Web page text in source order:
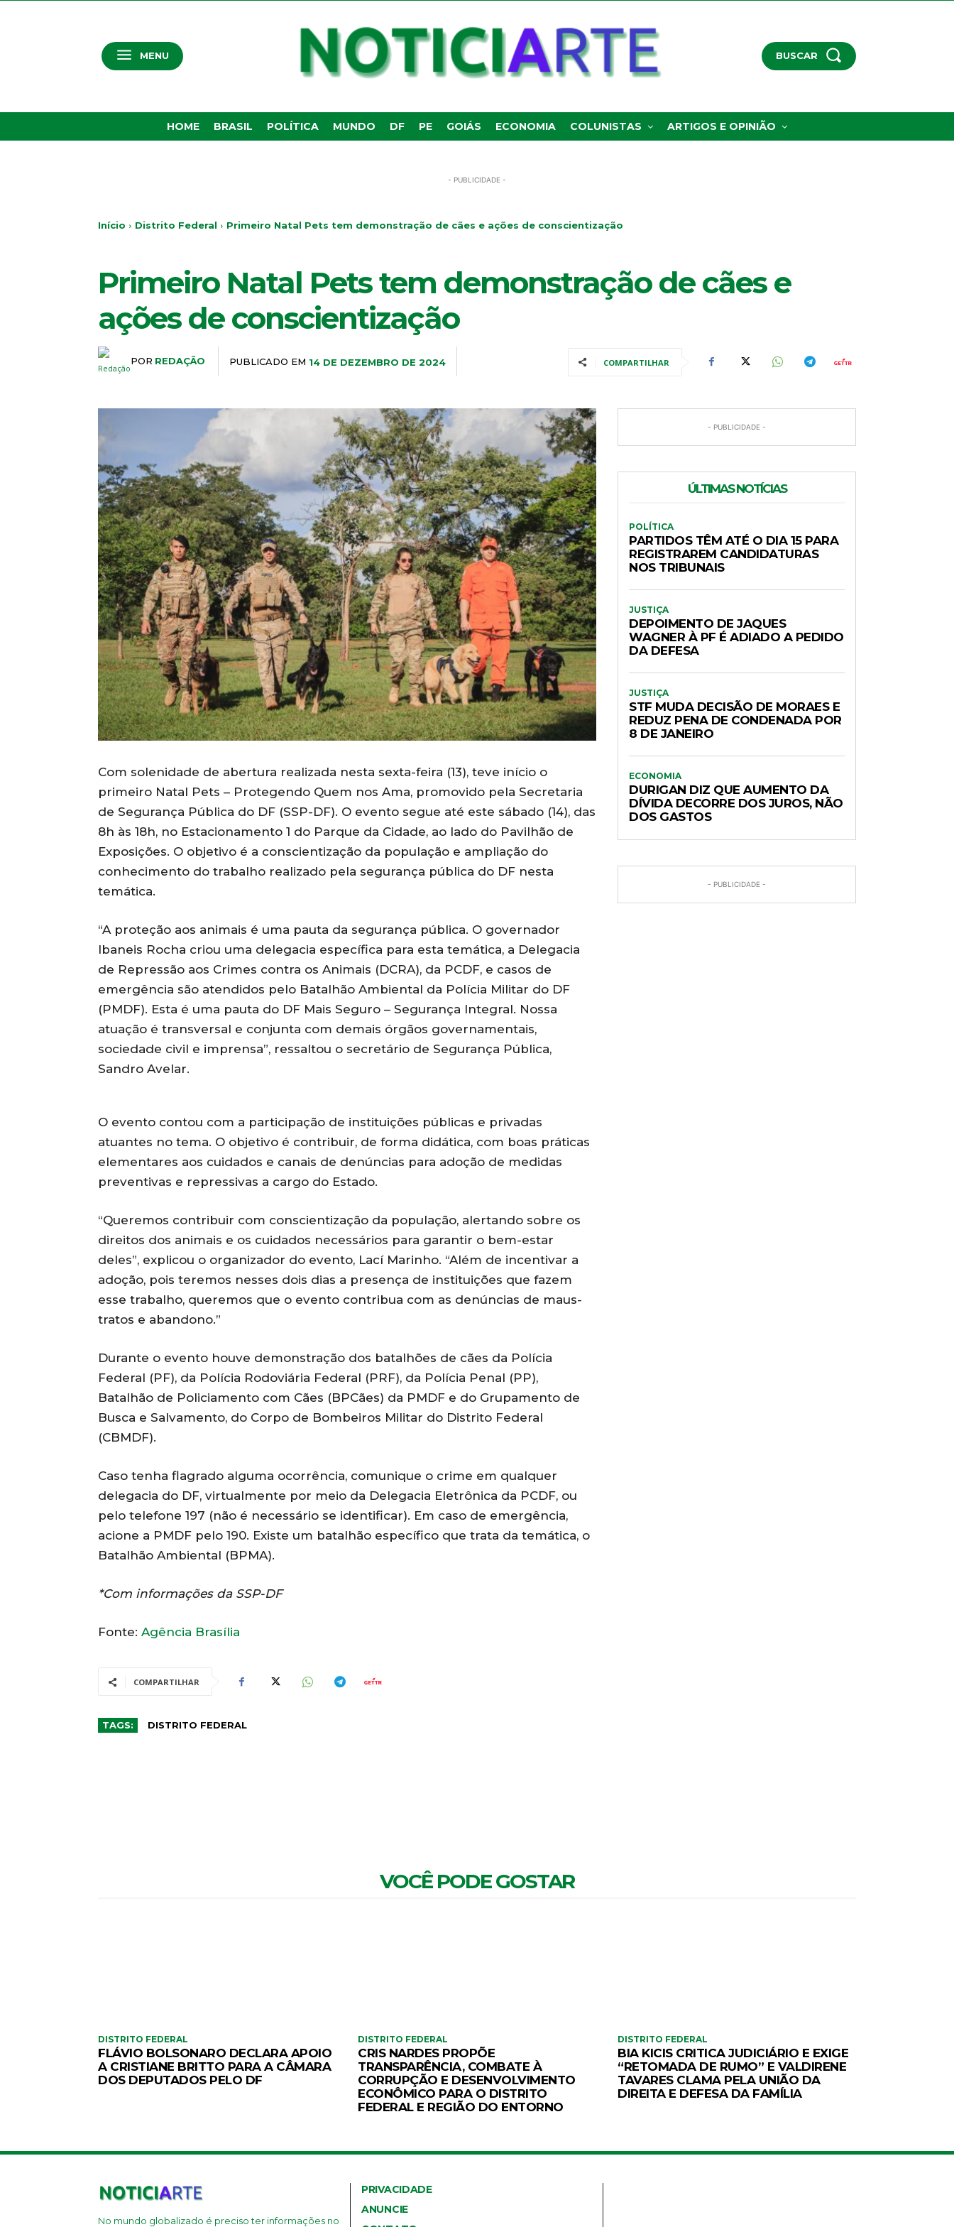
MENU BUSCAR
HOME BRASIL POLÍTICA MUNDO DF PE GOIÁS ECONOMIA COLUNISTAS ARTIGOS E OPINIÃO
- PUBLICIDADE -
Início Distrito Federal Primeiro Natal Pets tem demonstração de cães e ações de conscientização
Primeiro Natal Pets tem demonstração de cães e
ações de conscientização
POR REDAÇÃO PUBLICADO EM 14 DE DEZEMBRO DE 2024 COMPARTILHAR
Com solenidade de abertura realizada nesta sexta-feira (13), teve início o
primeiro Natal Pets – Protegendo Quem nos Ama, promovido pela Secretaria
de Segurança Pública do DF (SSP-DF). O evento segue até este sábado (14), das
8h às 18h, no Estacionamento 1 do Parque da Cidade, ao lado do Pavilhão de
Exposições. O objetivo é a conscientização da população e ampliação do
conhecimento do trabalho realizado pela segurança pública do DF nesta
temática.
“A proteção aos animais é uma pauta da segurança pública. O governador
Ibaneis Rocha criou uma delegacia específica para esta temática, a Delegacia
de Repressão aos Crimes contra os Animais (DCRA), da PCDF, e casos de
emergência são atendidos pelo Batalhão Ambiental da Polícia Militar do DF
(PMDF). Esta é uma pauta do DF Mais Seguro – Segurança Integral. Nossa
atuação é transversal e conjunta com demais órgãos governamentais,
sociedade civil e imprensa”, ressaltou o secretário de Segurança Pública,
Sandro Avelar.
O evento contou com a participação de instituições públicas e privadas
atuantes no tema. O objetivo é contribuir, de forma didática, com boas práticas
elementares aos cuidados e canais de denúncias para adoção de medidas
preventivas e repressivas a cargo do Estado.
“Queremos contribuir com conscientização da população, alertando sobre os
direitos dos animais e os cuidados necessários para garantir o bem-estar
deles”, explicou o organizador do evento, Lací Marinho. “Além de incentivar a
adoção, pois teremos nesses dois dias a presença de instituições que fazem
esse trabalho, queremos que o evento contribua com as denúncias de maus-
tratos e abandono.”
Durante o evento houve demonstração dos batalhões de cães da Polícia
Federal (PF), da Polícia Rodoviária Federal (PRF), da Polícia Penal (PP),
Batalhão de Policiamento com Cães (BPCães) da PMDF e do Grupamento de
Busca e Salvamento, do Corpo de Bombeiros Militar do Distrito Federal
(CBMDF).
Caso tenha flagrado alguma ocorrência, comunique o crime em qualquer
delegacia do DF, virtualmente por meio da Delegacia Eletrônica da PCDF, ou
pelo telefone 197 (não é necessário se identificar). Em caso de emergência,
acione a PMDF pelo 190. Existe um batalhão específico que trata da temática, o
Batalhão Ambiental (BPMA).
*Com informações da SSP-DF
Fonte: Agência Brasília
COMPARTILHAR
TAGS: DISTRITO FEDERAL
- PUBLICIDADE -
ÚLTIMAS NOTÍCIAS
POLÍTICA
PARTIDOS TÊM ATÉ O DIA 15 PARA
REGISTRAREM CANDIDATURAS
NOS TRIBUNAIS
JUSTIÇA
DEPOIMENTO DE JAQUES
WAGNER À PF É ADIADO A PEDIDO
DA DEFESA
JUSTIÇA
STF MUDA DECISÃO DE MORAES E
REDUZ PENA DE CONDENADA POR
8 DE JANEIRO
ECONOMIA
DURIGAN DIZ QUE AUMENTO DA
DÍVIDA DECORRE DOS JUROS, NÃO
DOS GASTOS
- PUBLICIDADE -
VOCÊ PODE GOSTAR
DISTRITO FEDERAL
FLÁVIO BOLSONARO DECLARA APOIO
A CRISTIANE BRITTO PARA A CÂMARA
DOS DEPUTADOS PELO DF
DISTRITO FEDERAL
CRIS NARDES PROPÕE
TRANSPARÊNCIA, COMBATE À
CORRUPÇÃO E DESENVOLVIMENTO
ECONÔMICO PARA O DISTRITO
FEDERAL E REGIÃO DO ENTORNO
DISTRITO FEDERAL
BIA KICIS CRITICA JUDICIÁRIO E EXIGE
“RETOMADA DE RUMO” E VALDIRENE
TAVARES CLAMA PELA UNIÃO DA
DIREITA E DEFESA DA FAMÍLIA
No mundo globalizado é preciso ter informações no
PRIVACIDADE
ANUNCIE